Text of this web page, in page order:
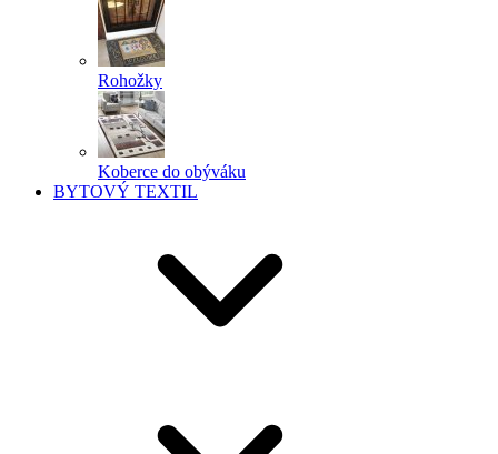
Rohožky
Koberce do obýváku
BYTOVÝ TEXTIL